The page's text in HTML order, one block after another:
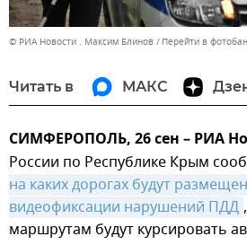
© РИА Новости . Максим Блинов Перейти в
Читать в МАКС
СИМФЕРОПОЛЬ, 26 сен – РИА
России по Республике Крым
на каких дорогах будут
видеофиксации нарушений ПДД
маршрутам будут курсировать